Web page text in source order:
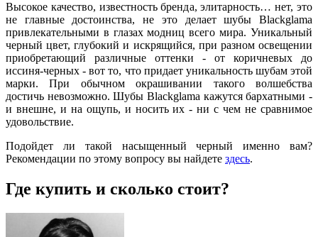
Высокое качество, известность бренда, элитарность… нет, это
не главные достоинства, не это делает шубы Blackglama
привлекательными в глазах модниц всего мира. Уникальный
черный цвет, глубокий и искрящийся, при разном освещении
приобретающий различные оттенки - от коричневых до
иссиня-черных - вот то, что придает уникальность шубам этой
марки. При обычном окрашивании такого волшебства
достичь невозможно. Шубы Blackglama кажутся бархатными -
и внешне, и на ощупь, и носить их - ни с чем не сравнимое
удовольствие.
Подойдет ли такой насыщенный черный именно вам?
Рекомендации по этому вопросу вы найдете здесь.
Где купить и сколько стоит?